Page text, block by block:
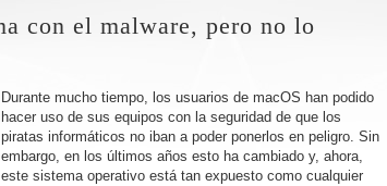
con el malware, pero no lo
Durante mucho tiempo, los usuarios de macOS han podido
hacer uso de sus equipos con la seguridad de que los
piratas informáticos no iban a poder ponerlos en peligro. Sin
embargo, en los últimos años esto ha cambiado y, ahora,
este sistema operativo está tan expuesto como cualquier